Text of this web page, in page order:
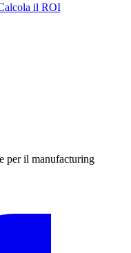
il ROI
per il manufacturing